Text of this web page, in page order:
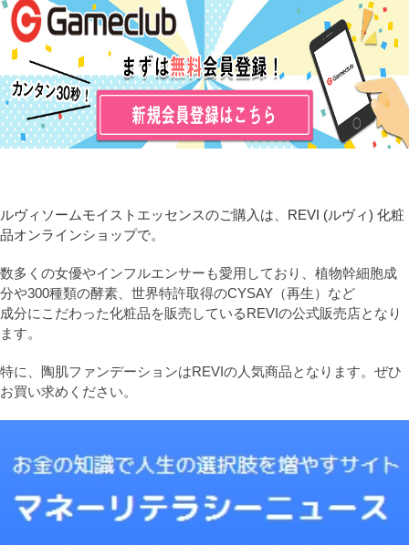
ルヴィソームモイストエッセンスのご購入は、REVI (ルヴィ) 化粧
品オンラインショップで。
数多くの女優やインフルエンサーも愛用しており、植物幹細胞成
分や300種類の酵素、世界特許取得のCYSAY（再生）など
成分にこだわった化粧品を販売しているREVIの公式販売店となり
ます。
特に、陶肌ファンデーションはREVIの人気商品となります。ぜひ
お買い求めください。